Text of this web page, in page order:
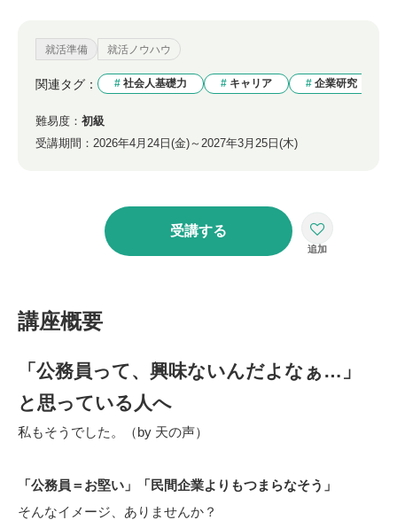
就活準備 就活ノウハウ
関連タグ： 社会人基礎力 キャリア 企業研究
難易度： 初級
受講期間： 2026年4月24日(金)～2027年3月25日(木)
受講する
講座概要
「公務員って、興味ないんだよなぁ…」
と思っている人へ
私もそうでした。（by 天の声）
「公務員＝お堅い」「民間企業よりもつまらなそう」
そんなイメージ、ありませんか？